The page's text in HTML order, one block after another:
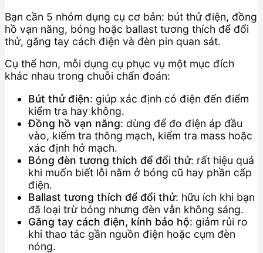
Bạn cần 5 nhóm dụng cụ cơ bản: bút thử điện, đồng
hồ vạn năng, bóng hoặc ballast tương thích để đổi
thử, găng tay cách điện và đèn pin quan sát.
Cụ thể hơn, mỗi dụng cụ phục vụ một mục đích
khác nhau trong chuỗi chẩn đoán:
Bút thử điện: giúp xác định có điện đến điểm
kiểm tra hay không.
Đồng hồ vạn năng: dùng để đo điện áp đầu
vào, kiểm tra thông mạch, kiểm tra mass hoặc
xác định hở mạch.
Bóng đèn tương thích để đổi thử: rất hiệu quả
khi muốn biết lỗi nằm ở bóng cũ hay phần cấp
điện.
Ballast tương thích để đổi thử: hữu ích khi bạn
đã loại trừ bóng nhưng đèn vẫn không sáng.
Găng tay cách điện, kính bảo hộ: giảm rủi ro
khi thao tác gần nguồn điện hoặc cụm đèn
nóng.